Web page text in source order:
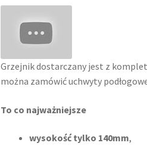
Grzejnik dostarczany jest z
można zamówić uchwyty
To co najważniejsze
wysokość tylko 140mm,